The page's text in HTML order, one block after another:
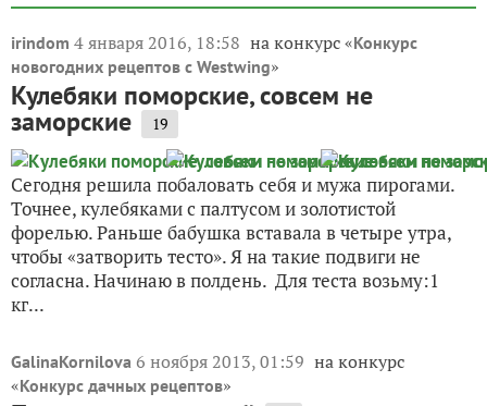
irindom 4 января 2016, 18:58 на конкурс «Конкурс
новогодних рецептов с Westwing»
Кулебяки поморские, совсем не
заморские 19
Сегодня решила побаловать себя и мужа пирогами.
Точнее, кулебяками с палтусом и золотистой
форелью. Раньше бабушка вставала в четыре утра,
чтобы «затворить тесто». Я на такие подвиги не
согласна. Начинаю в полдень. Для теста возьму:1
кг...
GalinaKornilova 6 ноября 2013, 01:59 на конкурс
«Конкурс дачных рецептов»